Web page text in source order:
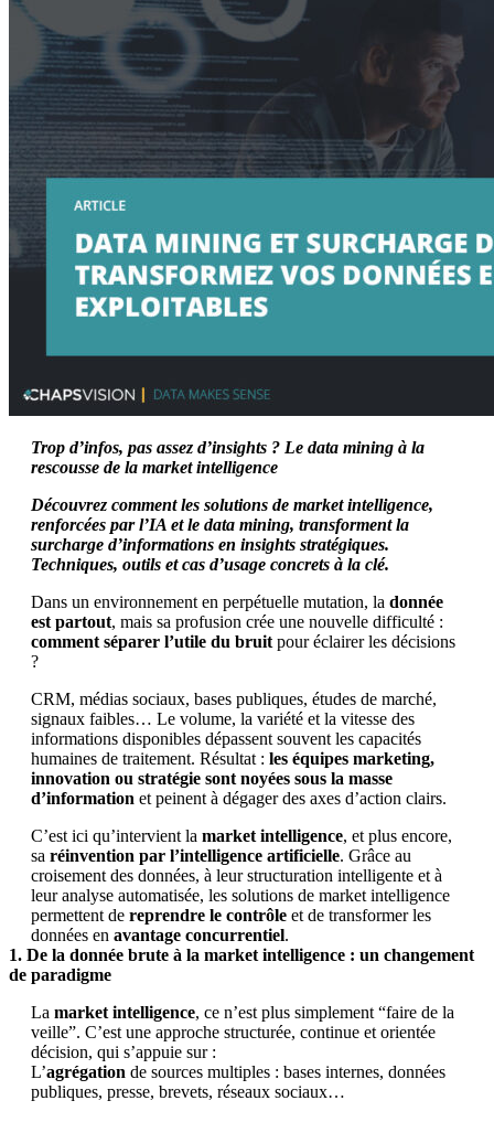
Trop d’infos, pas assez d’insights ? Le data mining à la
rescousse de la market intelligence
Découvrez comment les solutions de market intelligence,
renforcées par l’IA et le data mining, transforment la
surcharge d’informations en insights stratégiques.
Techniques, outils et cas d’usage concrets à la clé.
Dans un environnement en perpétuelle mutation, la donnée
est partout, mais sa profusion crée une nouvelle difficulté :
comment séparer l’utile du bruit pour éclairer les décisions
?
CRM, médias sociaux, bases publiques, études de marché,
signaux faibles… Le volume, la variété et la vitesse des
informations disponibles dépassent souvent les capacités
humaines de traitement. Résultat : les équipes marketing,
innovation ou stratégie sont noyées sous la masse
d’information et peinent à dégager des axes d’action clairs.
C’est ici qu’intervient la market intelligence, et plus encore,
sa réinvention par l’intelligence artificielle. Grâce au
croisement des données, à leur structuration intelligente et à
leur analyse automatisée, les solutions de market intelligence
permettent de reprendre le contrôle et de transformer les
données en avantage concurrentiel.
1. De la donnée brute à la market intelligence : un changement
de paradigme
La market intelligence, ce n’est plus simplement “faire de la
veille”. C’est une approche structurée, continue et orientée
décision, qui s’appuie sur :
L’agrégation de sources multiples : bases internes, données
publiques, presse, brevets, réseaux sociaux…